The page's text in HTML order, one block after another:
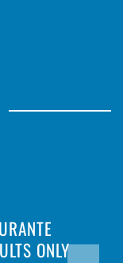
ONLY